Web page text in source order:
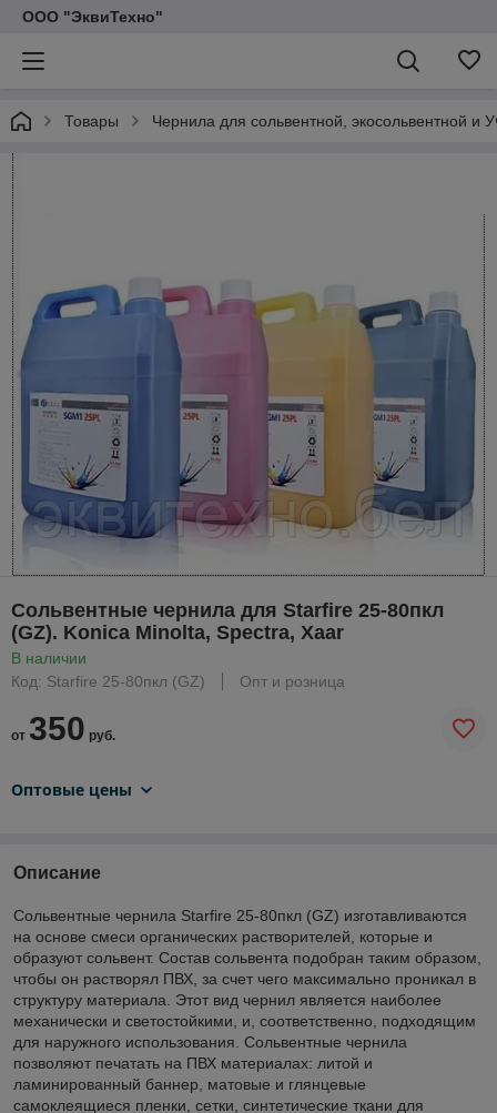
ООО "ЭквиТехно"
Товары Чернила для сольвентной, экосольвентной и
Сольвентные чернила для Starfire 25-80пкл
(GZ). Konica Minolta, Spectra, Xaar
В наличии
Код: Starfire 25-80пкл (GZ)
Опт и розница
от 350 руб.
Оптовые цены
Описание
Сольвентные чернила Starfire 25-80пкл (GZ) изготавливаются
на основе смеси органических растворителей, которые и
образуют сольвент. Состав сольвента подобран таким образом,
чтобы он растворял ПВХ, за счет чего максимально проникал в
структуру материала. Этот вид чернил является наиболее
механически и светостойкими, и, соответственно, подходящим
для наружного использования. Сольвентные чернила
позволяют печатать на ПВХ материалах: литой и
ламинированный баннер, матовые и глянцевые
самоклеящиеся пленки, сетки, синтетические ткани для